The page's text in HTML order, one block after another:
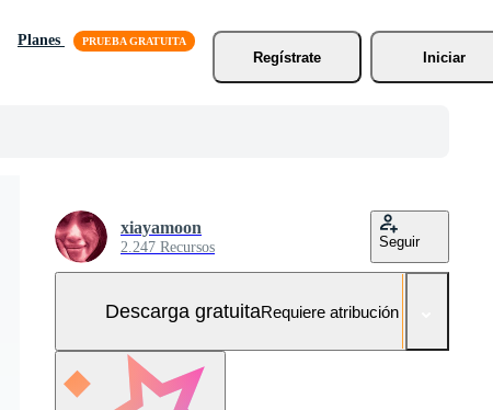
Planes
Regístrate
Iniciar
xiayamoon
2.247 Recursos Seguir
Descarga gratuitaRequiere atribución